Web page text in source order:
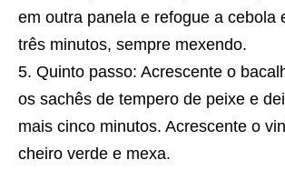
em outra panela e refogue a cebola
três minutos, sempre mexendo.
Quinto passo: Acrescente o
os sachês de tempero de peixe e
mais cinco minutos. Acrescente o
cheiro verde e mexa.